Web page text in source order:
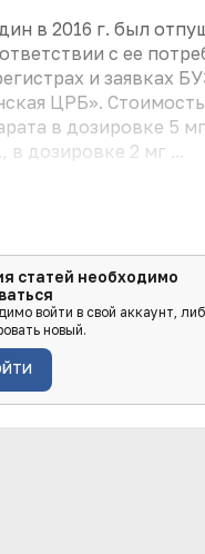
в 2016 г. был
с ее
и заявках
ЦРБ».
в дозировке 5
в дозировке 2 мг ...
статей необходимо
войти в свой аккаунт,
новый.